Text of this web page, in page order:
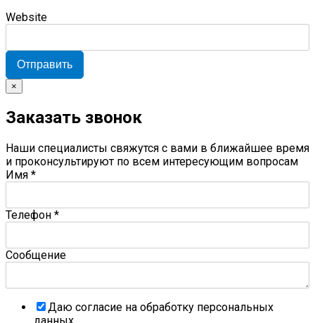
Website
Отправить
×
Заказать звонок
Наши специалисты свяжутся с вами в ближайшее время
и проконсультируют по всем интересующим вопросам
Имя *
Телефон *
Сообщение
Даю согласие на обработку персональных
данных